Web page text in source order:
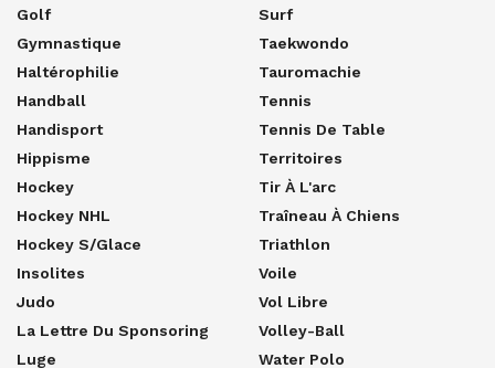
Golf
Gymnastique
Haltérophilie
Handball
Handisport
Hippisme
Hockey
Hockey NHL
Hockey S/glace
Insolites
Judo
La Lettre Du Sponsoring
Luge
Surf
Taekwondo
Tauromachie
Tennis
Tennis De Table
Territoires
Tir À L'arc
Traîneau À Chiens
Triathlon
Voile
Vol Libre
Volley-Ball
Water Polo